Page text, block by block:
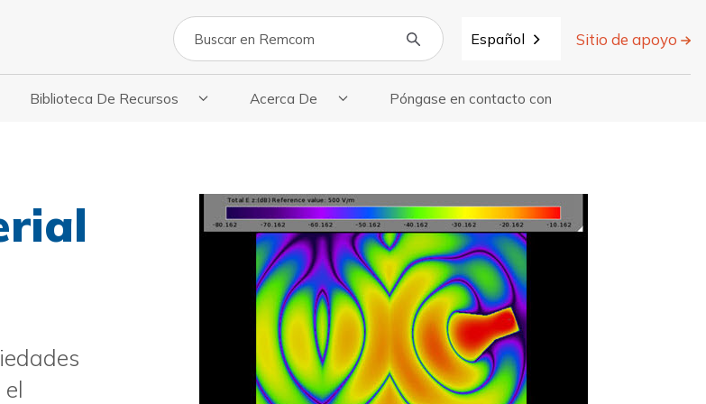
Buscar en Español Sitio de apoyo
De Métodos
Biblioteca De Recursos
Mostrar El Submenú De La Biblioteca De Recursos
Acerca De
Mostrar El Submenú De «Acerca De»
Póngase en contacto con